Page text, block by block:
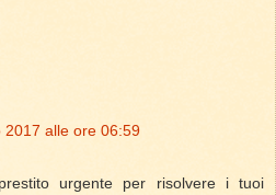
2017 alle ore 06:59
urgente per risolvere i tuoi